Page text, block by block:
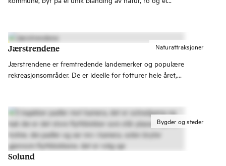
Naturattraksjoner
Jærstrendene
Jærstrendene er fremtredende landemerker og populære
rekreasjonsområder. De er ideelle for fotturer hele året,
Bygder og steder
Solund